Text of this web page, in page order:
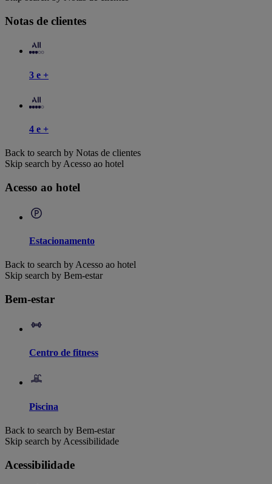
Notas de clientes
3 e +
4 e +
Back to search by Notas de clientes
Skip search by Acesso ao hotel
Acesso ao hotel
Estacionamento
Back to search by Acesso ao hotel
Skip search by Bem-estar
Bem-estar
Centro de fitness
Piscina
Back to search by Bem-estar
Skip search by Acessibilidade
Acessibilidade